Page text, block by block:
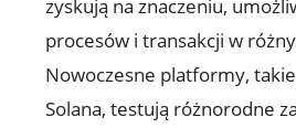
zyskują na znaczeniu,
procesów i ‌transakcji ⁣w
Nowoczesne platformy,
Solana, testują ‌różnorodne